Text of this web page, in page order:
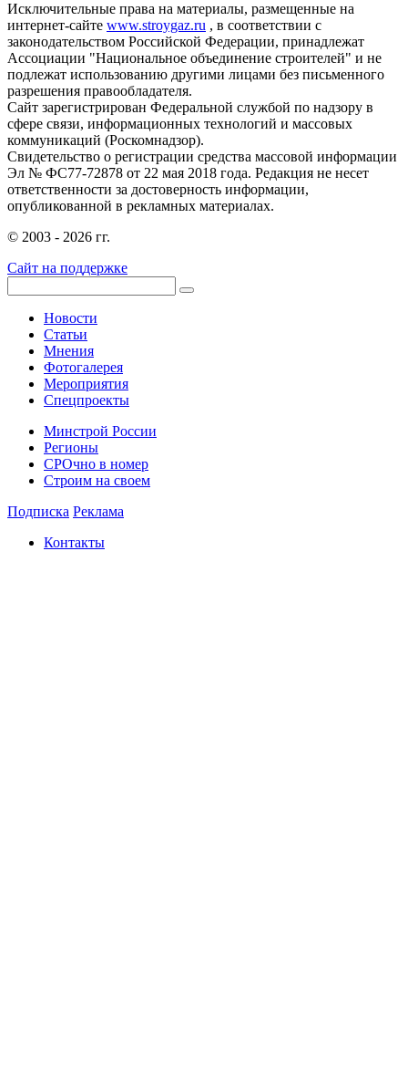
Исключительные права на материалы, размещенные на
интернет-сайте www.stroygaz.ru , в соответствии с
законодательством Российской Федерации, принадлежат
Ассоциации "Национальное объединение строителей" и не
подлежат использованию другими лицами без письменного
разрешения правообладателя.
Сайт зарегистрирован Федеральной службой по надзору в
сфере связи, информационных технологий и массовых
коммуникаций (Роскомнадзор).
Свидетельство о регистрации средства массовой информации
Эл № ФС77-72878 от 22 мая 2018 года. Редакция не несет
ответственности за достоверность информации,
опубликованной в рекламных материалах.
© 2003 - 2026 гг.
Сайт на поддержке
Новости
Статьи
Мнения
Фотогалерея
Мероприятия
Спецпроекты
Минстрой России
Регионы
СРОчно в номер
Строим на своем
Подписка Реклама
Контакты